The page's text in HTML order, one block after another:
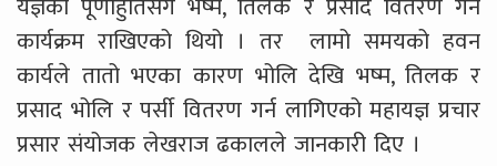
कार्यक्रम राखिएको थियो । तर लामो समयको हवन
कार्यले तातो भएका कारण भोलि देखि भष्म, तिलक र
प्रसाद भोलि र पर्सी वितरण गर्न लागिएको महायज्ञ प्रचार
प्रसार संयोजक लेखराज ढकालले जानकारी दिए ।